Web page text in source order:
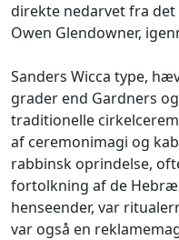
direkte nedarvet fra det
Owen Glendowner,
Sanders Wicca type,
grader end Gardners
traditionelle
af ceremonimagi og
rabbinsk oprindelse,
fortolkning af de
henseender, var
var også en